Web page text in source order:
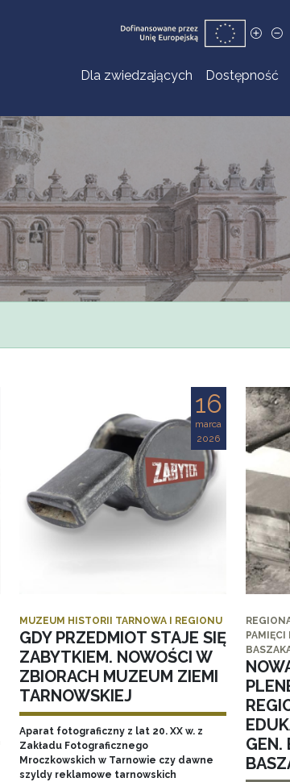
Dla zwiedzających Dostępność
16
marca
2026
MUZEUM HISTORII TARNOWA I REGIONU
GDY PRZEDMIOT STAJE SIĘ
ZABYTKIEM. NOWOŚCI W
ZBIORACH MUZEUM ZIEMI
TARNOWSKIEJ
Aparat fotograficzny z lat 20. XX w. z
Zakładu Fotograficznego
Mroczkowskich w Tarnowie czy dawne
szyldy reklamowe tarnowskich
GEN.